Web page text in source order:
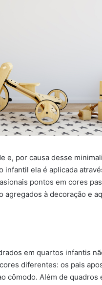
e, por causa desse
infantil ela é aplicada
pontos em cores
à decoração e
em quartos infantis
diferentes: os pais
cômodo. Além de quadros